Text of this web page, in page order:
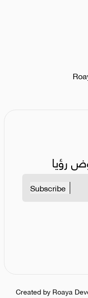
رؤيا
Subscribe
Created by Roaya